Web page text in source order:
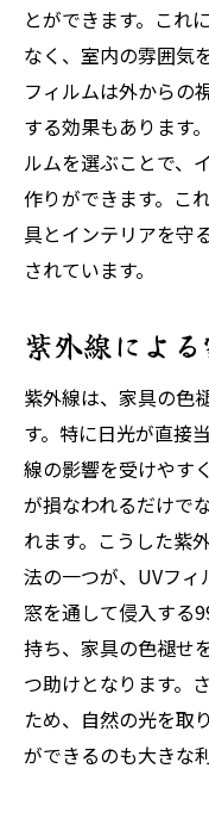
とができます。これ
なく、室内の雰囲気
フィルムは外からの
する効果もあります
ルムを選ぶことで、
作りができます。こ
具とインテリアを守
されています。
紫外線によ
紫外線は、家具の色
す。特に日光が直接
線の影響を受けやす
が損なわれるだけで
れます。こうした紫
法の一つが、UVフィ
窓を通して侵入する
持ち、家具の色褪せ
つ助けとなります。
ため、自然の光を取
ができるのも大きな